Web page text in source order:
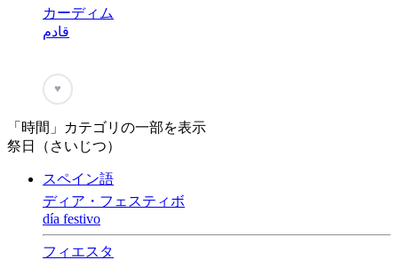
カーディム
قادم
♥
「時間」カテゴリの一部を表示
祭日（さいじつ）
スペイン語
ディア・フェスティボ
día festivo
フィエスタ